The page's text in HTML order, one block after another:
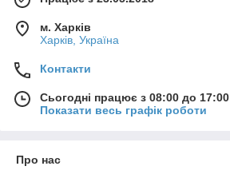
м. Харків
Харків, Україна
Контакти
Сьогодні працює з 08:00 до 17:00
Показати весь графік роботи
Про нас